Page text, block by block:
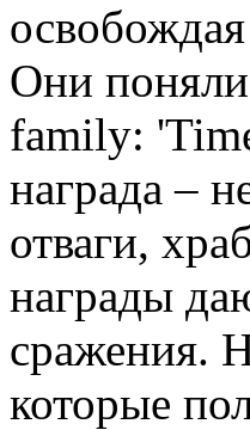
Они
family:
награда –
отваги,
награды
сражения.
которые